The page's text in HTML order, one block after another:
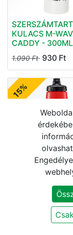
KULACS M-
CADDY -
1.090Ft 930 Ft
15%
Kulacs MERIDA
piros 800 ml -
1.180Ft